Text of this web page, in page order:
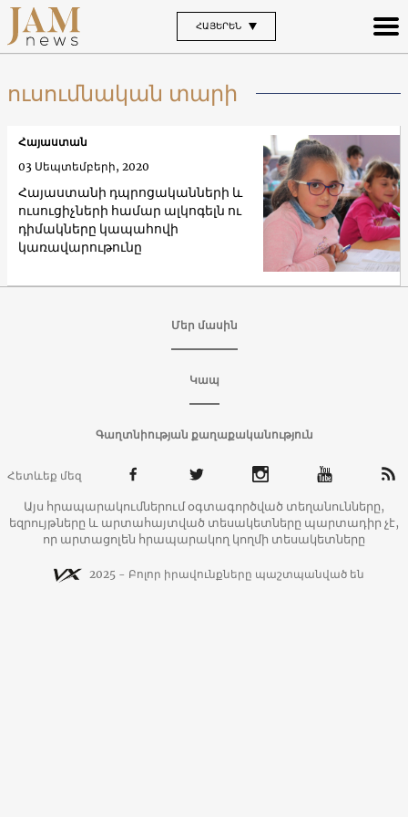
ՀԱՅԵՐԵՆ
ուսումնական տարի
Հայաստանի դպրոցականների և
ուսուցիչների համար ալկոգելն ու
դիմակները կապահովի
կառավարութունը
Հայաստան
03 Սեպտեմբերի, 2020
Մեր մասին
Կապ
Գաղտնիության քաղաքականություն
Հետևեք մեզ
Այս հրապարակումներում օգտագործված տեղանունները,
եզրույթները և արտահայտված տեսակետները պարտադիր չէ,
որ արտացոլեն հրապարակող կողմի տեսակետները
2025 - Բոլոր իրավունքները պաշտպանված են